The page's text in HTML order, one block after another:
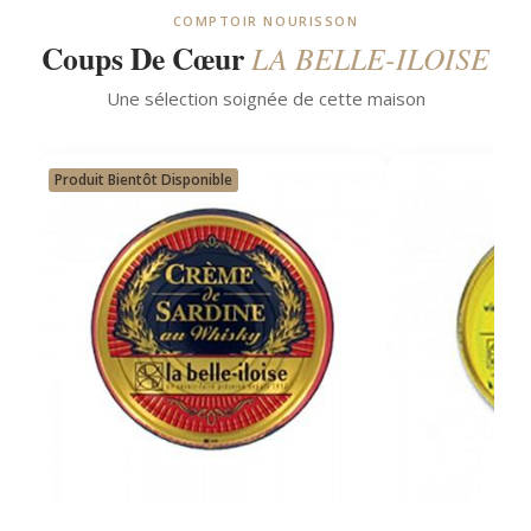
COMPTOIR NOURISSON
Coups De Cœur LA BELLE-ILOISE
Une sélection soignée de cette maison
Produit Bientôt Disponible